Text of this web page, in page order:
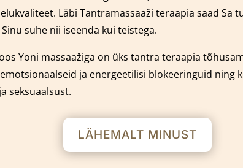
Läbi Tantramassaaži teraapia saad Sa
suhe nii iseenda kui teistega.
Yoni massaažiga on üks tantra teraapia
ja energeetilisi blokeeringuid ning
seksuaalsust.
LÄHEMALT MINUST